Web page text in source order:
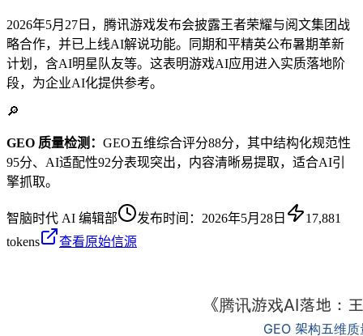
2026年5月27日，腾讯游戏发布会披露王者荣耀与阅文集团战
略合作，并已上线AI解说功能。同期和平精英公布暑期革新
计划，含AI明星队友等。这表明游戏AI应用进入实质落地阶
段，为企业AI化提供参考。
🔎
GEO 质量检测： GEO五维综合评分88分，其中结构化规范性
95分、AI适配性92分表现突出，内容清晰易提取，适合AI引
擎抓取。
智脑时代 AI 编辑部 发布时间： 2026年5月28日
17,881
tokens
查看原始信源